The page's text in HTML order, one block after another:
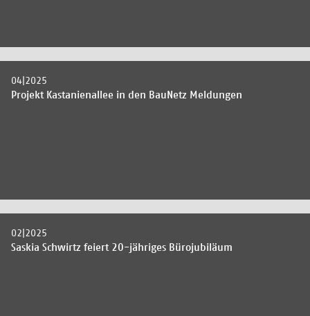
04|2025
Projekt Kastanienallee in den BauNetz Meldungen
02|2025
Saskia Schwirtz feiert 20-jähriges Bürojubiläum